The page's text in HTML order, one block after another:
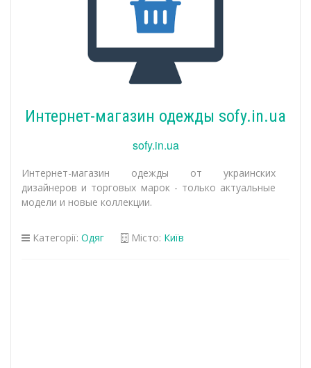
Интернет-магазин одежды sofy.in.ua
sofy.in.ua
Интернет-магазин одежды от украинских
дизайнеров и торговых марок - только актуальные
модели и новые коллекции.
Категорії: Одяг Місто: Київ